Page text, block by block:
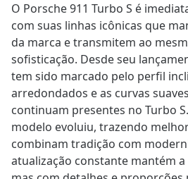
O Porsche 911 Turbo S é
com suas linhas icônicas que
da marca e transmitem ao
sofisticação. Desde seu
tem sido marcado pelo perfil
arredondados e as curvas
continuam presentes no Turbo
modelo evoluiu, trazendo
combinam tradição com
atualização constante mantém